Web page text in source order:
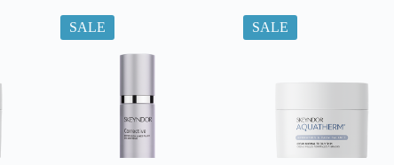
SALE SALE